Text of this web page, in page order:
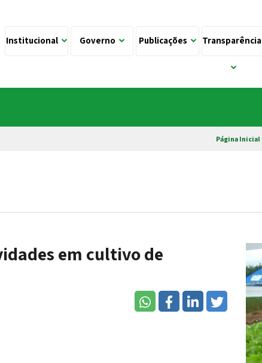
Institucional Governo Publicações Transparência
Página Inicial
em cultivo de